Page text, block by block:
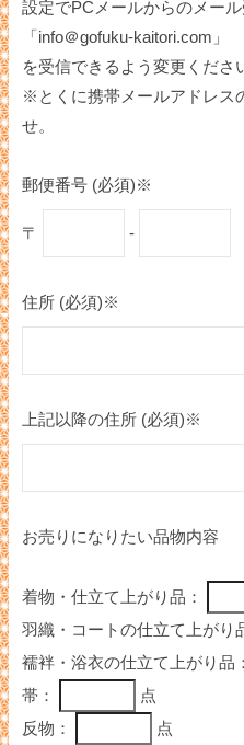
設定でPCメールからのメー
「info＠gofuku-kaitori.com」
を受信できるよう変更くださ
※とくに携帯メールアドレス
せ。
郵便番号 (必須)※
〒 -
住所 (必須)※
上記以降の住所 (必須)※
お売りになりたい品物内容
着物・仕立て上がり品：
羽織・コートの仕立て上がり
襦袢・浴衣の仕立て上がり品
帯：
点
反物：
点